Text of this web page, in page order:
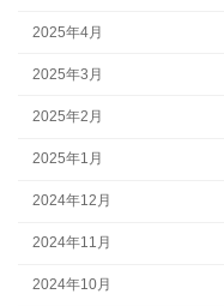
2025年4月
2025年3月
2025年2月
2025年1月
2024年12月
2024年11月
2024年10月